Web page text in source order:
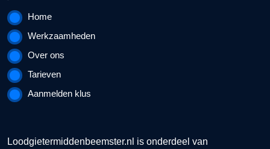
Home
Werkzaamheden
Over ons
Tarieven
Aanmelden klus
Loodgietermiddenbeemster.nl is onderdeel van